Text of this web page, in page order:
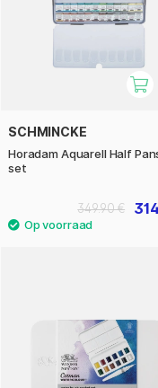
SCHMINCKE
Horadam Aquarell Half
set
349.90 €